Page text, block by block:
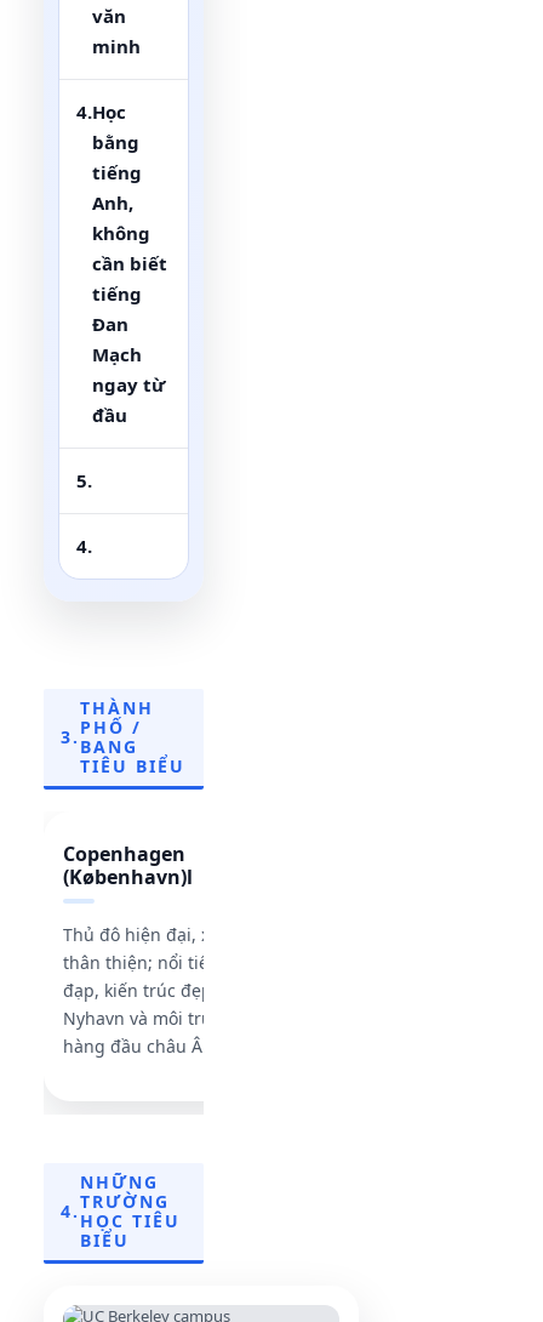
văn
minh
4.Học
bằng
tiếng
Anh,
không
cần biết
tiếng
Đan
Mạch
ngay từ
đầu
5.
4.
3.
THÀNH
PHỐ /
BANG
TIÊU BIỂU
Copenhagen
(København)l
Thủ đô hiện đại, xanh và
thân thiện; nổi tiếng với xe
đạp, kiến trúc đẹp, cảng
Nyhavn và môi trường sống
hàng đầu châu Âu.
4.
NHỮNG
TRƯỜNG
HỌC TIÊU
BIỂU